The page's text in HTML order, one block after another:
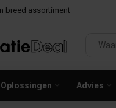
breed assortiment
Oplossingen Advies